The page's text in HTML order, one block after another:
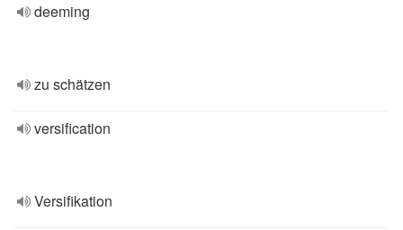
deeming
zu schätzen
versification
Versifikation